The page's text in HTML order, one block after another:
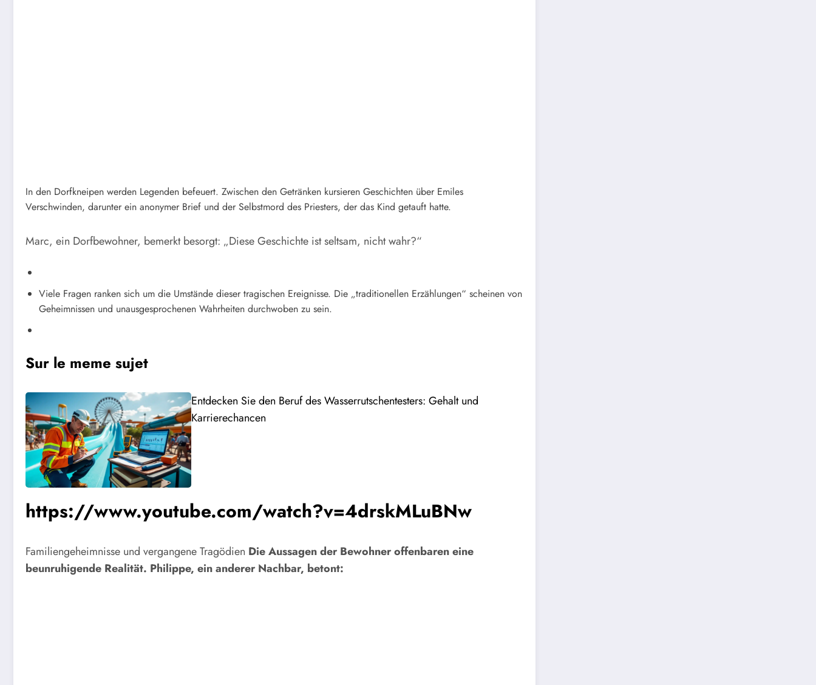
In den Dorfkneipen werden Legenden befeuert. Zwischen den Getränken kursieren Geschichten über Emiles
Verschwinden, darunter ein anonymer Brief und der Selbstmord des Priesters, der das Kind getauft hatte.
Marc, ein Dorfbewohner, bemerkt besorgt: „Diese Geschichte ist seltsam, nicht wahr?“
Viele Fragen ranken sich um die Umstände dieser tragischen Ereignisse. Die „traditionellen Erzählungen“ scheinen von
Geheimnissen und unausgesprochenen Wahrheiten durchwoben zu sein.
Sur le meme sujet
Entdecken Sie den Beruf des Wasserrutschentesters: Gehalt und
Karrierechancen
https://www.youtube.com/watch?v=4drskMLuBNw
Familiengeheimnisse und vergangene Tragödien Die Aussagen der Bewohner offenbaren eine
beunruhigende Realität. Philippe, ein anderer Nachbar, betont: